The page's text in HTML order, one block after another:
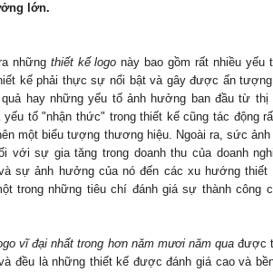
Tìm kiếm
lớn.
những thiết kế logo này bao gồm rất nhiều yếu
kế phải thực sự nổi bật và gây được ấn
hay những yếu tố ảnh hưởng ban đầu từ thị
tố "nhận thức" trong thiết kế cũng tác động
một biểu tượng thương hiệu. Ngoài ra, sức
với sự gia tăng trong doanh thu của doanh
sự ảnh hưởng của nó đến các xu hướng thiết
trong những tiêu chí đánh giá sự thành công
vĩ đại nhất trong hơn năm mươi năm quađược
đều là những thiết kế được đánh giá cao và